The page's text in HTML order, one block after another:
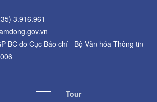
3.916.961
BC do Cục Báo chí - Bộ Văn hóa Thông tin
Tour